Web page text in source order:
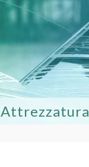
Attrezzatura